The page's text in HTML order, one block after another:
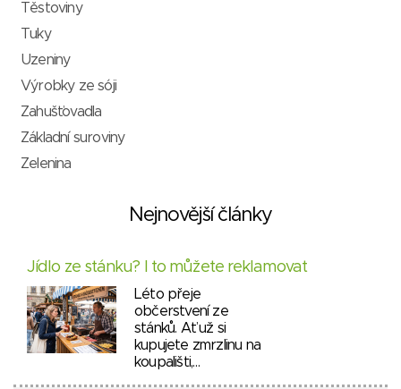
Těstoviny
Tuky
Uzeniny
Výrobky ze sóji
Zahušťovadla
Základní suroviny
Zelenina
Nejnovější články
Jídlo ze stánku? I to můžete reklamovat
Léto přeje
občerstvení ze
stánků. Ať už si
kupujete zmrzlinu na
koupališti,…